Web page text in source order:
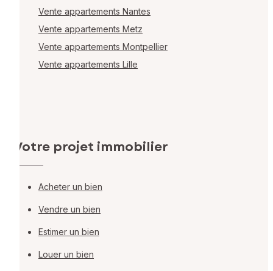
Vente appartements Nantes
Vente appartements Metz
Vente appartements Montpellier
Vente appartements Lille
Votre projet immobilier
Acheter un bien
Vendre un bien
Estimer un bien
Louer un bien